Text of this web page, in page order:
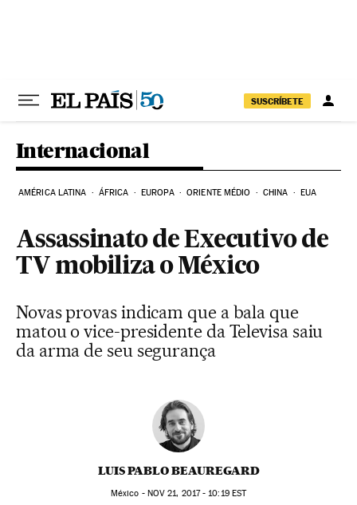
SUSCRÍBETE
Internacional
AMÉRICA LATINA ÁFRICA EUROPA ORIENTE MÉDIO CHINA EUA
Assassinato de Executivo de
TV mobiliza o México
Novas provas indicam que a bala que
matou o vice-presidente da Televisa saiu
da arma de seu segurança
LUIS PABLO BEAUREGARD
México - NOV 21, 2017 - 10:19EST